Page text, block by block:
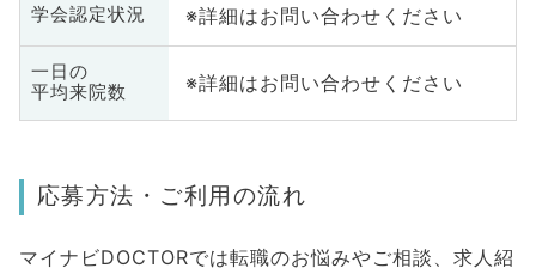
学会認定状況 ※詳細はお問い合わせください
一日の
平均来院数
※詳細はお問い合わせください
応募方法・ご利用の流れ
マイナビDOCTORでは転職のお悩みやご相談、求人紹